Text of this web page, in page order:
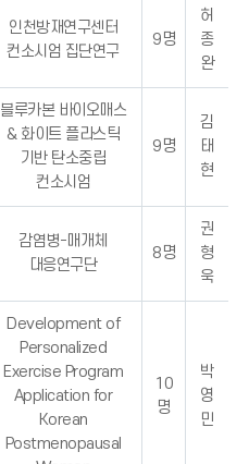
인천방재연구센터
컨소시엄 집단연구
9명
허
종
완
블루카본 바이오매스
& 화이트 플라스틱
기반 탄소중립
컨소시엄
9명
김
태
현
감염병-매개체
대응연구단
8명
권
형
욱
Development of
Personalized
Exercise Program
Application for
Korean
Postmenopausal
10
명
박
영
민